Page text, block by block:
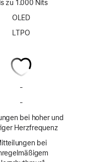
zu 1.000 Nits
OLED
LTPO
-
teilungen
-
App
bei hoher und
Herzfrequenz
bei